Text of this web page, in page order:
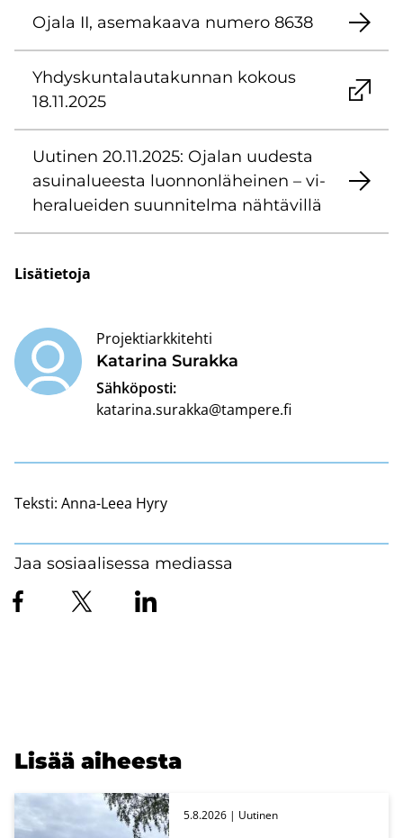
Ojala II, ase­ma­kaa­va nu­me­ro 8638
Yh­dys­kun­ta­lau­ta­kun­nan ko­kous
18.11.2025
Uu­ti­nen 20.11.2025: Oja­lan uu­des­ta
asui­na­lu­ees­ta luon­non­lä­hei­nen – vi­
he­ra­luei­den suun­ni­tel­ma näh­tä­vil­lä
Li­sä­tie­to­ja
Ka­ta­ri­na Su­rak­ka
Projektiarkkitehti
Sähköposti:
katarina.surakka@tampere.fi
Teksti: Anna-Leea Hyry
Jaa sosiaalisessa mediassa
Lisää ai­hees­ta
5.8.2026 | Uu­ti­nen